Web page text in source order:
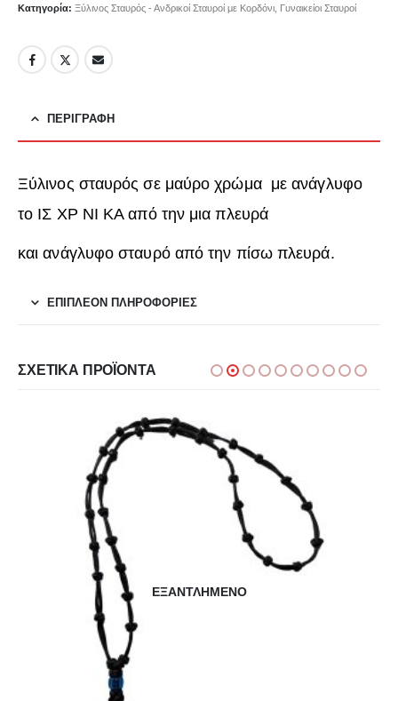
Κατηγορία: Ξύλινος Σταυρός - Ανδρικοί Σταυροί με Κορδόνι, Γυναικείοι Σταυροί
ΠΕΡΙΓΡΑΦΉ
Ξύλινος σταυρός σε μαύρο χρώμα με ανάγλυφο
το ΙΣ ΧΡ ΝΙ ΚΑ από την μια πλευρά
και ανάγλυφο σταυρό από την πίσω πλευρά.
ΕΠΙΠΛΈΟΝ ΠΛΗΡΟΦΟΡΊΕΣ
ΣΧΕΤΙΚΆ ΠΡΟΪΌΝΤΑ
ΕΞΑΝΤΛΗΜΈΝΟ